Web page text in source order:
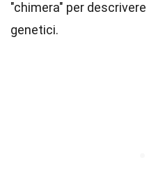
"chimera" per
genetici.